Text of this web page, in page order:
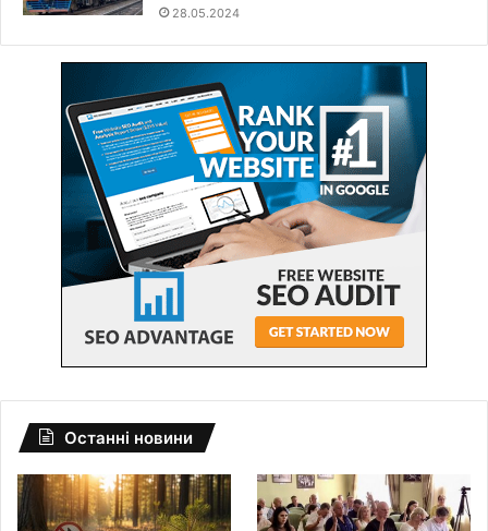
28.05.2024
Останні новини